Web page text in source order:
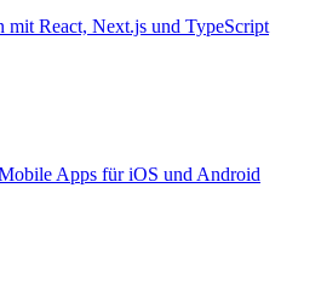
mit React, Next.js und TypeScript
Apps für iOS und Android